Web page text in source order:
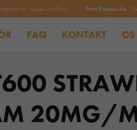
für Vapes und Pods PureVapes.de- Dein
FAQ KONTAKT
20MG/